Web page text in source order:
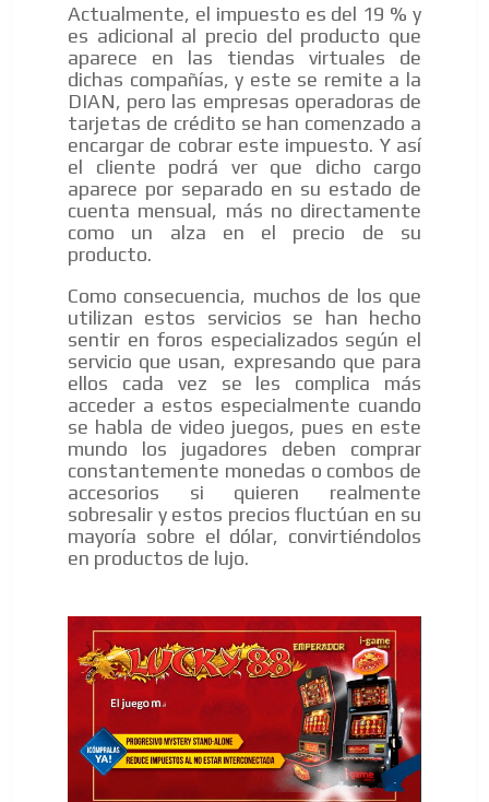
Actualmente, el impuesto es del 19 % y
es adicional al precio del producto que
aparece en las tiendas virtuales de
dichas compañías, y este se remite a la
DIAN, pero las empresas operadoras de
tarjetas de crédito se han comenzado a
encargar de cobrar este impuesto. Y así
el cliente podrá ver que dicho cargo
aparece por separado en su estado de
cuenta mensual, más no directamente
como un alza en el precio de su
producto.
Como consecuencia, muchos de los que
utilizan estos servicios se han hecho
sentir en foros especializados según el
servicio que usan, expresando que para
ellos cada vez se les complica más
acceder a estos especialmente cuando
se habla de video juegos, pues en este
mundo los jugadores deben comprar
constantemente monedas o combos de
accesorios si quieren realmente
sobresalir y estos precios fluctúan en su
mayoría sobre el dólar, convirtiéndolos
en productos de lujo.